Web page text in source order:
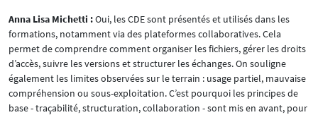
Anna Lisa Michetti :Oui, les CDE sont présentés et utilisés dans les
formations, notamment via des plateformes collaboratives. Cela
permet de comprendre comment organiser les fichiers, gérer les droits
d’accès, suivre les versions et structurer les échanges. On souligne
également les limites observées sur le terrain : usage partiel, mauvaise
compréhension ou sous-exploitation. C’est pourquoi les principes de
base - traçabilité, structuration, collaboration - sont mis en avant, pour